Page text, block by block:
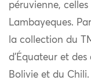
péruvienne,
Lambayeques.
la collection du
d’Équateur et
Bolivie et du